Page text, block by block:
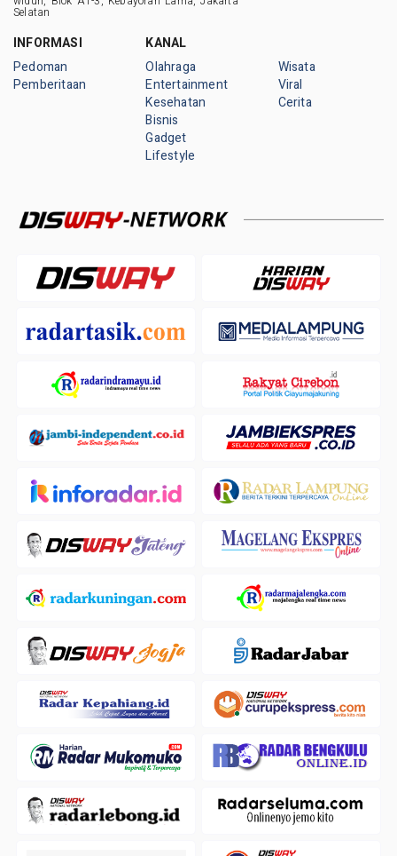
Selatan
INFORMASI
Pedoman
Pemberitaan
KANAL
Olahraga
Entertainment
Kesehatan
Bisnis
Gadget
Lifestyle
Wisata
Viral
Cerita